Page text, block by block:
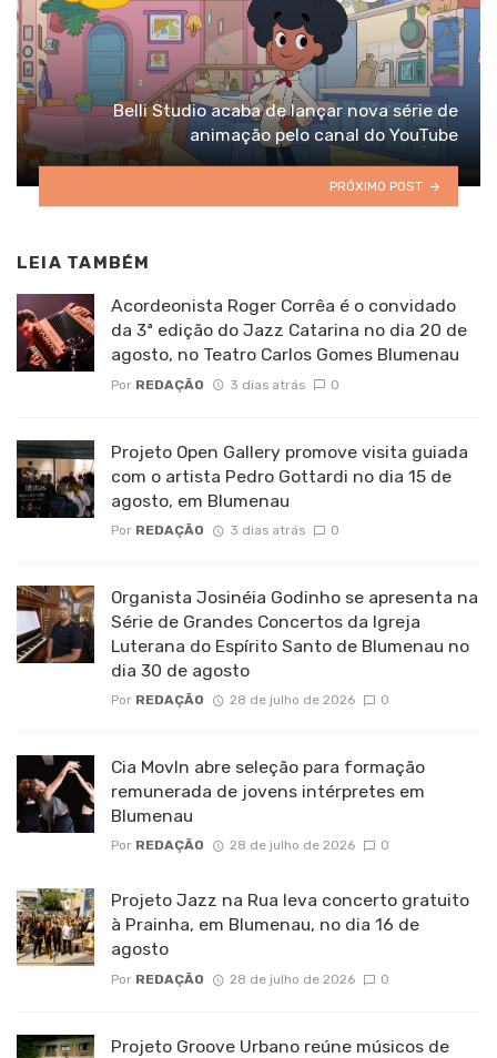
Belli Studio acaba de lançar nova série de
animação pelo canal do YouTube
PRÓXIMO POST
LEIA TAMBÉM
Acordeonista Roger Corrêa é o convidado
da 3ª edição do Jazz Catarina no dia 20 de
agosto, no Teatro Carlos Gomes Blumenau
Por REDAÇÃO 3 dias atrás 0
Projeto Open Gallery promove visita guiada
com o artista Pedro Gottardi no dia 15 de
agosto, em Blumenau
Por REDAÇÃO 3 dias atrás 0
Organista Josinéia Godinho se apresenta na
Série de Grandes Concertos da Igreja
Luterana do Espírito Santo de Blumenau no
dia 30 de agosto
Por REDAÇÃO 28 de julho de 2026 0
Cia MovIn abre seleção para formação
remunerada de jovens intérpretes em
Blumenau
Por REDAÇÃO 28 de julho de 2026 0
Projeto Jazz na Rua leva concerto gratuito
à Prainha, em Blumenau, no dia 16 de
agosto
Por REDAÇÃO 28 de julho de 2026 0
Projeto Groove Urbano reúne músicos de